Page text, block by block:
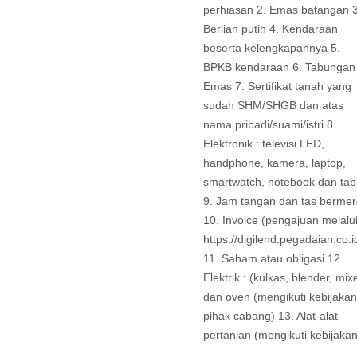
perhiasan 2. Emas batangan
Berlian putih 4. Kendaraan
beserta kelengkapannya 5.
BPKB kendaraan 6. Tabungan
Emas 7. Sertifikat tanah yang
sudah SHM/SHGB dan atas
nama pribadi/suami/istri 8.
Elektronik : televisi LED,
handphone, kamera, laptop,
smartwatch, notebook dan
9. Jam tangan dan tas
10. Invoice (pengajuan melalui
https://
11. Saham atau obligasi 12.
Elektrik : (kulkas, blender,
dan oven (mengikuti kebijakan
pihak cabang) 13. Alat-alat
pertanian (mengikuti kebijakan